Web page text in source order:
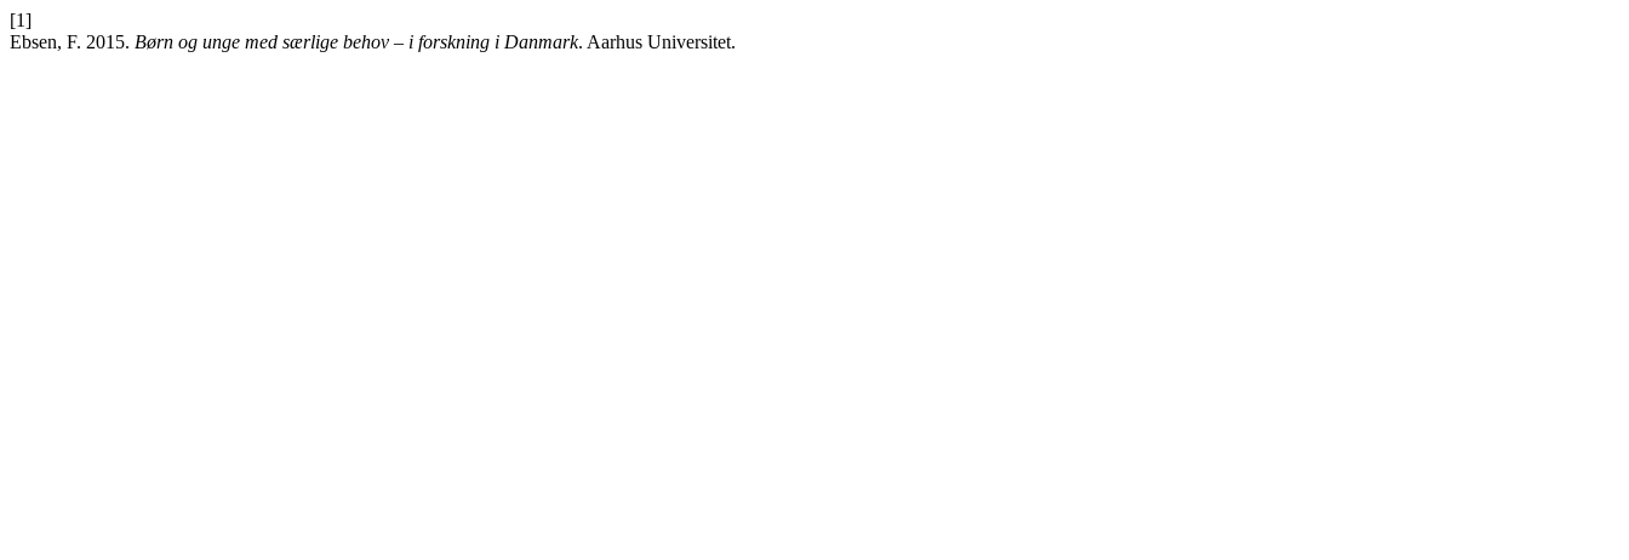
[1]
Ebsen, F. 2015. Børn og unge med særlige behov – i forskning i Danmark. Aarhus Universitet.